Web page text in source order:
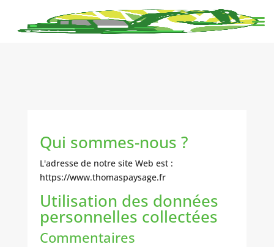
Qui sommes-nous ?
L'adresse de notre site Web est :
https://www.thomaspaysage.fr
Utilisation des données
personnelles collectées
Commentaires